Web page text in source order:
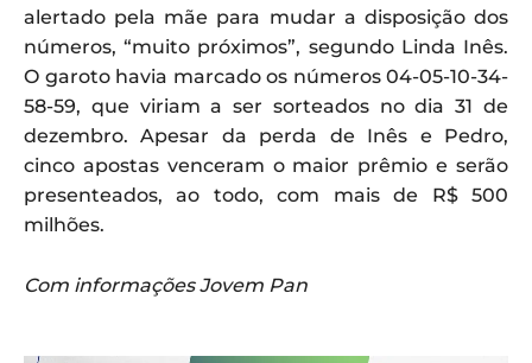
alertado pela mãe para mudar a disposição dos
números, “muito próximos”, segundo Linda Inês.
O garoto havia marcado os números 04-05-10-34-
58-59, que viriam a ser sorteados no dia 31 de
dezembro. Apesar da perda de Inês e Pedro,
cinco apostas venceram o maior prêmio e serão
presenteados, ao todo, com mais de R$ 500
milhões.
Com informações Jovem Pan